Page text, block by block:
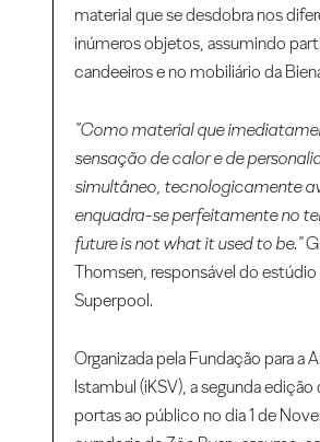
material que se desdobra nos
inúmeros objetos, assumindo
candeeiros e no mobiliário da
"Como material que
sensação de calor e de
simultâneo, tecnologicamente
enquadra-se perfeitamente no
future is not what it used to be."
Thomsen, responsável do
Superpool.
Organizada pela Fundação para a
Istambul (iKSV), a segunda edição
portas ao público no dia 1 de